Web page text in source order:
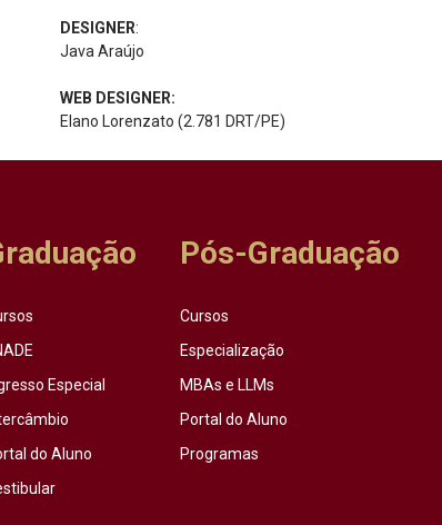
DESIGNER:
Java Araújo
WEB DESIGNER:
Elano Lorenzato (2.781 DRT/PE)
Especial
do Aluno
Pós-Graduação
Cursos
Especialização
MBAs e LLMs
Portal do Aluno
Programas